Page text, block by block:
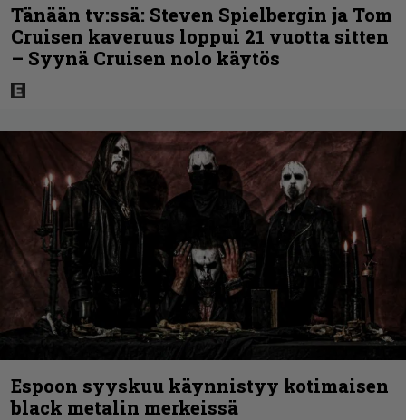
Tänään tv:ssä: Steven Spielbergin ja Tom
Cruisen kaveruus loppui 21 vuotta sitten
– Syynä Cruisen nolo käytös
Espoon syyskuu käynnistyy kotimaisen
black metalin merkeissä